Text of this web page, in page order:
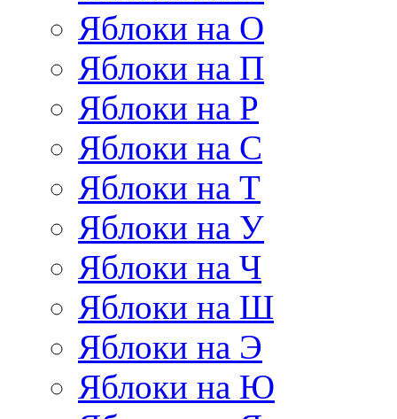
Яблоки на О
Яблоки на П
Яблоки на Р
Яблоки на С
Яблоки на Т
Яблоки на У
Яблоки на Ч
Яблоки на Ш
Яблоки на Э
Яблоки на Ю